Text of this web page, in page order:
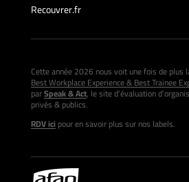
Recouvrer.fr
Cette année 2026 nous voit une fois de plus
Best Workplace Experience & Best Trainee
parSpeak & Act, le site d’évaluation
privés & publics.
RDV icipour en savoir plus sur nos labels.